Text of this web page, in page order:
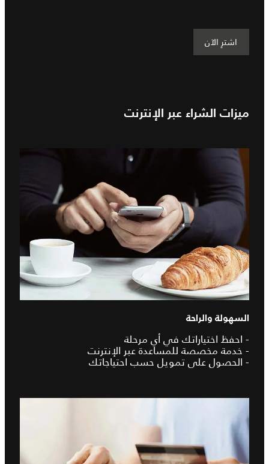
اشترِ الآن
ميزات الشراء عبر الإنترنت
السهولة والراحة
- احفظ اختياراتك في أي مرحلة
- خدمة مخصصة للمساعدة عبر الإنترنت
- الحصول على تمويل حسب احتياجاتك